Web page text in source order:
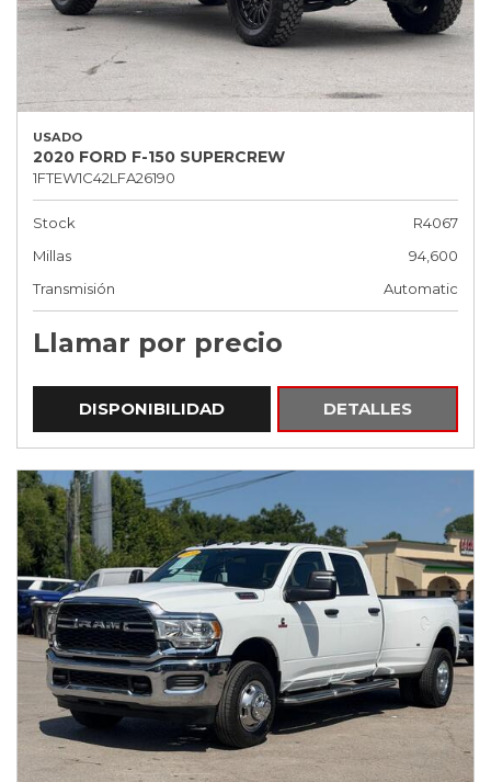
USADO
2020 FORD F-150 SUPERCREW
1FTEW1C42LFA26190
Stock
R4067
Millas
94,600
Transmisión
Automatic
Llamar por precio
DISPONIBILIDAD DETALLES